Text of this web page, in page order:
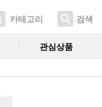
카테고리 검색
관심상품